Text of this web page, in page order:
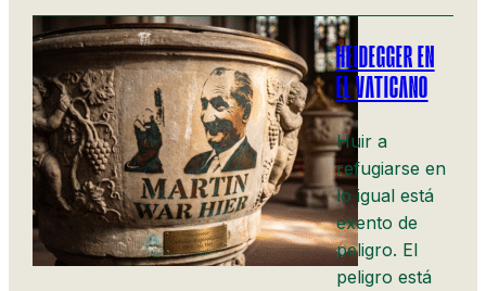
HEIDEGGER EN
EL VATICANO
Huir a
refugiarse en
lo igual está
exento de
peligro. El
peligro está